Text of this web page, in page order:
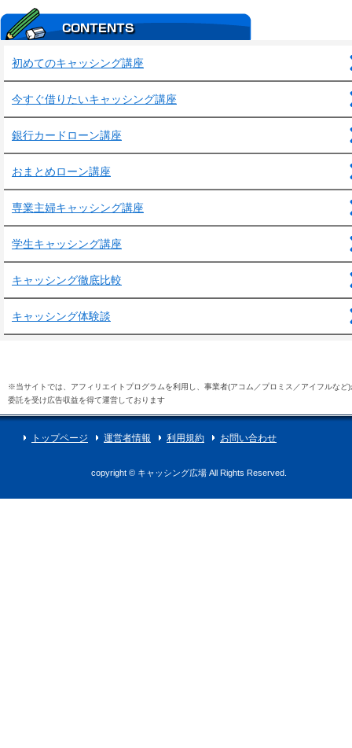
初めてのキャッシング講座
今すぐ借りたいキャッシング講座
銀行カードローン講座
おまとめローン講座
専業主婦キャッシング講座
学生キャッシング講座
キャッシング徹底比較
キャッシング体験談
※当サイトでは、アフィリエイトプログラムを利用し、事業者(アコム／プロミス／アイフルなど)
委託を受け広告収益を得て運営しております
トップページ 運営者情報 利用規約 お問い合わせ
copyright © キャッシング広場 All Rights Reserved.